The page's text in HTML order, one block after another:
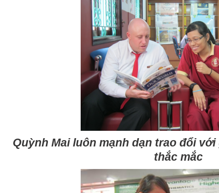
Quỳnh Mai luôn mạnh dạn trao đổi
thắc mắc